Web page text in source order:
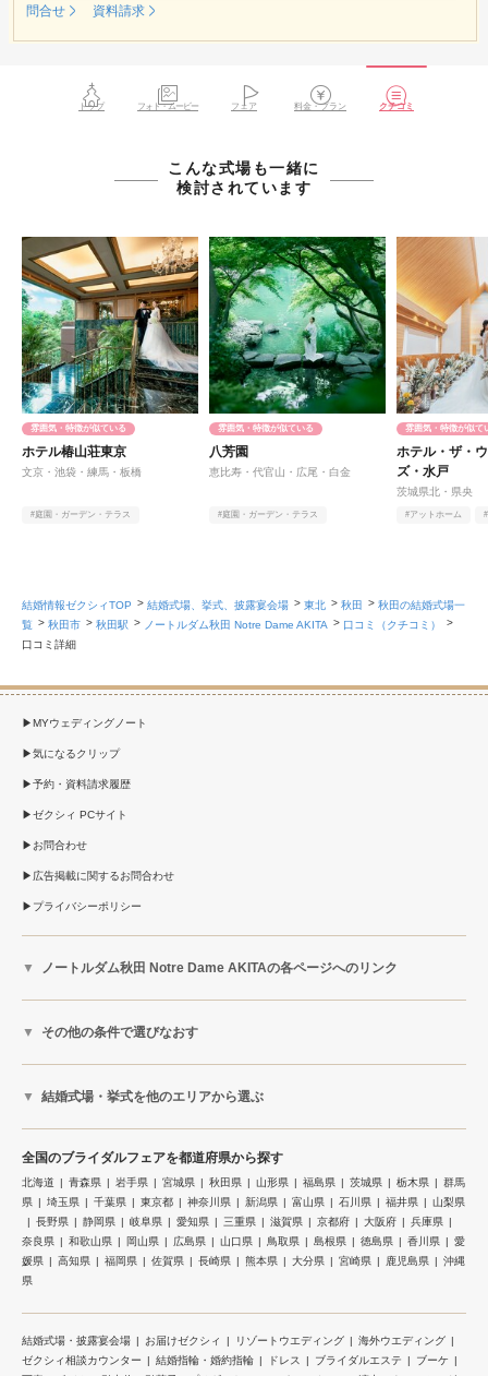
問合せ 資料請求
トップ フォト・ムービー フェア 料金・プラン クチコミ
こんな式場も一緒に
検討されています
雰囲気・特徴が似ている
ホテル椿山荘東京
文京・池袋・練馬・板橋
#庭園・ガーデン・テラス
雰囲気・特徴が似ている
八芳園
恵比寿・代官山・広尾・白金
#庭園・ガーデン・テラス
雰囲気・特徴が似て
ホテル・ザ・
ズ・水戸
茨城県北・県央
#アットホーム
結婚情報ゼクシィTOP 結婚式場、挙式、披露宴会場 東北 秋田
秋田の結婚式場一
覧
秋田市 秋田駅 ノートルダム秋田 Notre Dame AKITA
口コミ（クチコミ）
口コミ詳細
MYウェディングノート
気になるクリップ
予約・資料請求履歴
ゼクシィ PCサイト
お問合わせ
広告掲載に関するお問合わせ
プライバシーポリシー
ノートルダム秋田 Notre Dame AKITAの各ページへのリンク
その他の条件で選びなおす
結婚式場・挙式を他のエリアから選ぶ
全国のブライダルフェアを都道府県から探す
北海道 青森県 岩手県 宮城県 秋田県 山形県 福島県 茨城県 栃木県
群馬
県
埼玉県 千葉県 東京都 神奈川県 新潟県 富山県 石川県 福井県
山梨県
長野県
静岡県 岐阜県 愛知県 三重県 滋賀県 京都府 大阪府
兵庫県
奈良県
和歌山県 岡山県 広島県 山口県 鳥取県 島根県 徳島県 香川県
愛
媛県
高知県 福岡県 佐賀県 長崎県 熊本県 大分県 宮崎県 鹿児島県
沖縄
県
結婚式場・披露宴会場 お届けゼクシィ リゾートウエディング
海外ウエディング
ゼクシィ相談カウンター
結婚指輪・婚約指輪 ドレス ブライダルエステ
ブーケ